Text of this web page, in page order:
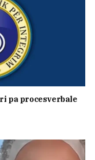
pa procesverbale